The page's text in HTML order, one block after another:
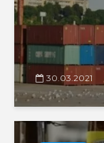
30.03.2021